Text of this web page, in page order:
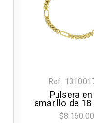
Ref.
Pulsera
amarillo de 18
19 cm. de